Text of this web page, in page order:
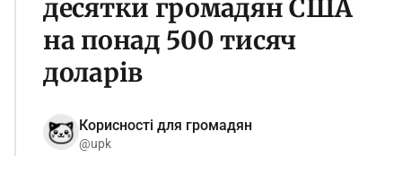
десятки громадян США
на понад 500 тисяч
доларів
Корисності для громадян
@upk